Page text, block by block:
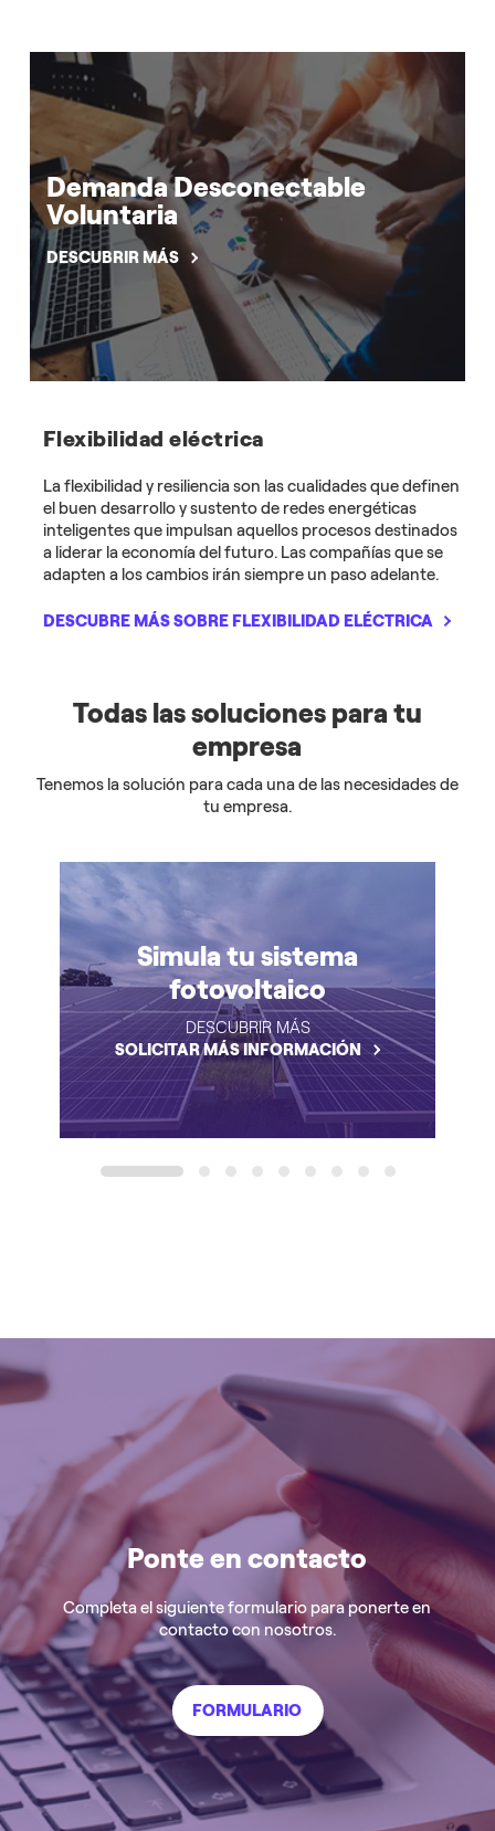
Demanda Desconectable
Voluntaria
DESCUBRIR MÁS
Flexibilidad eléctrica
La flexibilidad y resiliencia son las cualidades que definen
el buen desarrollo y sustento de redes energéticas
inteligentes que impulsan aquellos procesos destinados
a liderar la economía del futuro. Las compañías que se
adapten a los cambios irán siempre un paso adelante.
DESCUBRE MÁS SOBRE FLEXIBILIDAD ELÉCTRICA
Todas las soluciones para tu
empresa
Tenemos la solución para cada una de las necesidades de
tu empresa.
Simula tu sistema
fotovoltaico
DESCUBRIR MÁS
SOLICITAR MÁS INFORMACIÓN
1 2 3 4 5 6 7 8 9
Ponte en contacto
Completa el siguiente formulario para ponerte en
contacto con nosotros.
FORMULARIO